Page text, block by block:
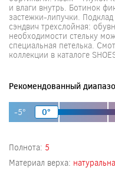
и влаги внутрь. Ботинок
застежки-липучки.
сэндвич трехслойная:
необходимости стельку
специальная петелька.
коллекции в каталоге
Рекомендованный
-5° 0°
Полнота: 5
Материал верха: